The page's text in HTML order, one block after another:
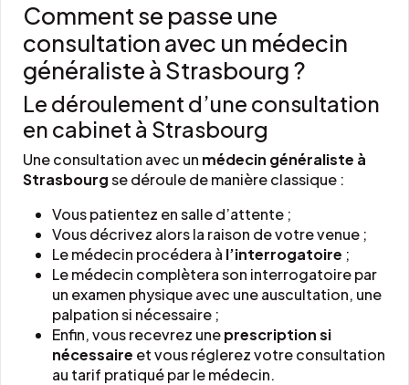
Comment se passe une
consultation avec un médecin
généraliste à Strasbourg ?
Le déroulement d’une consultation
en cabinet à Strasbourg
Une consultation avec un médecin généraliste à
Strasbourgse déroule de manière classique :
Vous patientez en salle d’attente ;
Vous décrivez alors la raison de votre venue ;
Le médecin procédera à l’interrogatoire ;
Le médecin complètera son interrogatoire par
un examen physique avec une auscultation, une
palpation si nécessaire ;
Enfin, vous recevrez uneprescription si
nécessaire et vous réglerez votre consultation
au tarif pratiqué par le médecin.